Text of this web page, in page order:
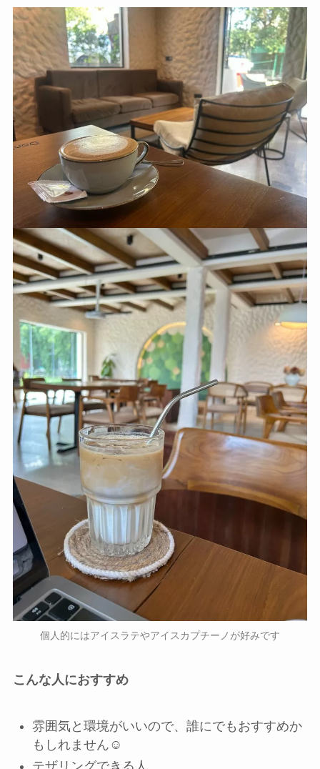
個人的にはアイスラテやアイスカプチーノが好みです
こんな人におすすめ
雰囲気と環境がいいので、誰にでもおすすめか
もしれません☺️